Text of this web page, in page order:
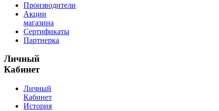
Производители
Акции
магазина
Сертификаты
Партнерка
Личный
Кабинет
Личный
Кабинет
История